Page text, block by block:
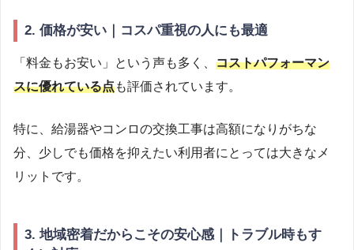
2. 価格が安い｜コスパ重視の人にも最適
「料金もお安い」という声も多く、 コストパフォーマン
スに優れている点も評価されています。
特に、給湯器やコンロの交換工事は高額になりがちな
分、少しでも価格を抑えたい利用者にとっては大きなメ
リットです。
3. 地域密着だからこその安心感｜トラブル時もす